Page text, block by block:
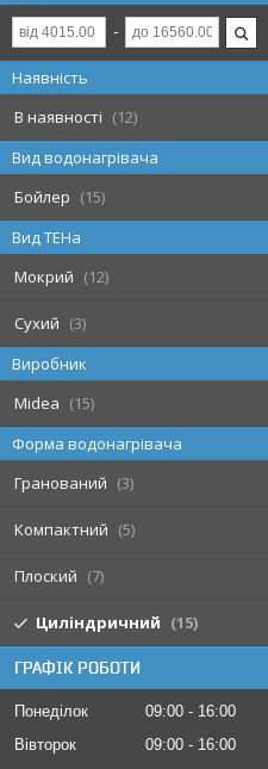
Наявність
В наявності
12
Вид водонагрівача
Бойлер
15
Вид ТЕНа
Мокрий
12
Сухий
3
Виробник
Midea
15
Форма водонагрівача
Гранований
3
Компактний 5
Плоский 7
Циліндричний 15
ГРАФІК РОБОТИ
Понеділок 09:00
16:00
Вівторок
09:00 16:00